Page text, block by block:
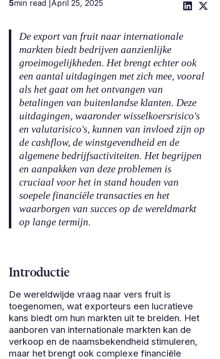
5min read | April 25, 2025
De export van fruit naar internationale
markten biedt bedrijven aanzienlijke
groeimogelijkheden. Het brengt echter ook
een aantal uitdagingen met zich mee, vooral
als het gaat om het ontvangen van
betalingen van buitenlandse klanten. Deze
uitdagingen, waaronder wisselkoersrisico's
en valutarisico's, kunnen van invloed zijn op
de cashflow, de winstgevendheid en de
algemene bedrijfsactiviteiten. Het begrijpen
en aanpakken van deze problemen is
cruciaal voor het in stand houden van
soepele financiële transacties en het
waarborgen van succes op de wereldmarkt
op lange termijn.
Introductie
De wereldwijde vraag naar vers fruit is
toegenomen, wat exporteurs een lucratieve
kans biedt om hun markten uit te breiden. Het
aanboren van internationale markten kan de
verkoop en de naamsbekendheid stimuleren,
maar het brengt ook complexe financiële